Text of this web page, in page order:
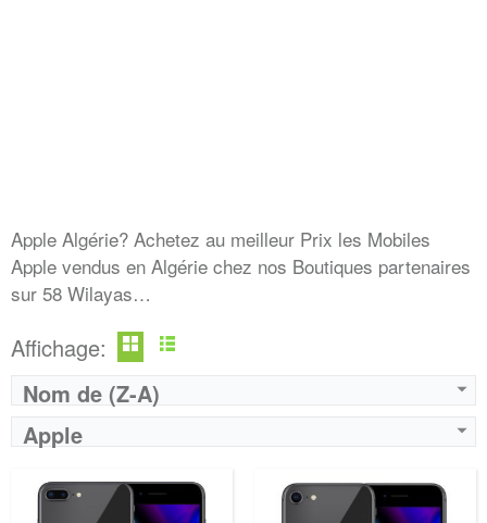
Apple Algérie? Achetez au meilleur Prix les Mobiles
Apple vendus en Algérie chez nos Boutiques partenaires
sur 58 Wilayas…
Affichage:
Nom de (Z-A)
Apple